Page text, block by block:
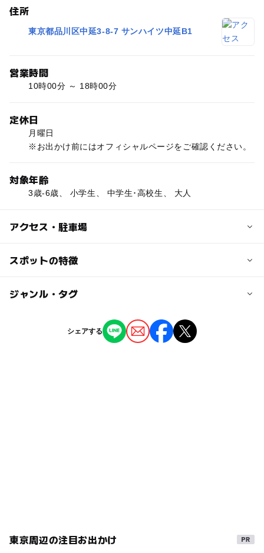
住所
東京都品川区中延3-8-7 サンハイツ中延B1
営業時間
10時00分 ～ 18時00分
定休日
月曜日
※お出かけ前にはオフィシャルページをご確認ください。
対象年齢
3歳-6歳、 小学生、 中学生･高校生、 大人
アクセス・駐車場
交通アクセス
スポットの特徴
駐車場あり ◯
ー 託児所
ジャンル・タグ
シェアする
東京周辺の注目お出かけ